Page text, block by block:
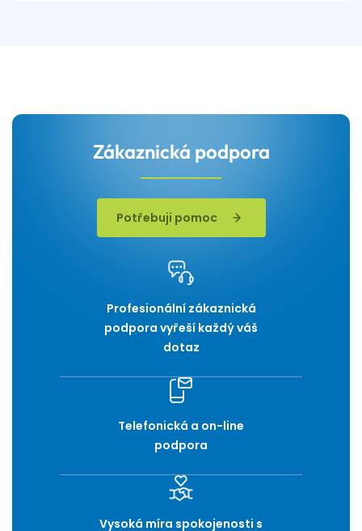
Zákaznická podpora
Potřebuji pomoc
Profesionální zákaznická
podpora vyřeší každý váš
dotaz
Telefonická a on-line
podpora
Vysoká míra spokojenosti s